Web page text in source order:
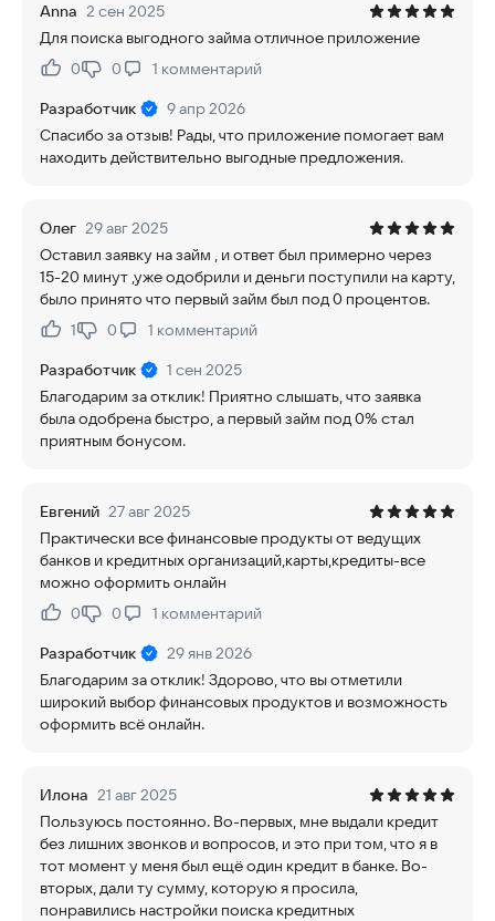
Anna 2 сен 2025
Для поиска выгодного займа отличное приложение
Нравится:
0Не нравится:
0 1 комментарий
Разработчик
9 апр 2026
Спасибо за отзыв! Рады, что приложение помогает вам
находить действительно выгодные предложения.
Олег 29 авг 2025
Оставил заявку на займ , и ответ был примерно через
15-20 минут ,уже одобрили и деньги поступили на карту,
было принято что первый займ был под 0 процентов.
Нравится:
1Не нравится:
0 1 комментарий
Разработчик
1 сен 2025
Благодарим за отклик! Приятно слышать, что заявка
была одобрена быстро, а первый займ под 0% стал
приятным бонусом.
Евгений 27 авг 2025
Практически все финансовые продукты от ведущих
банков и кредитных организаций,карты,кредиты-все
можно оформить онлайн
Нравится:
0Не нравится:
0 1 комментарий
Разработчик
29 янв 2026
Благодарим за отклик! Здорово, что вы отметили
широкий выбор финансовых продуктов и возможность
оформить всё онлайн.
Илона 21 авг 2025
Пользуюсь постоянно. Во-первых, мне выдали кредит
без лишних звонков и вопросов, и это при том, что я в
тот момент у меня был ещё один кредит в банке. Во-
вторых, дали ту сумму, которую я просила,
понравились настройки поиска кредитных